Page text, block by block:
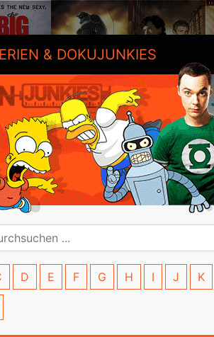
& DOKUJUNKIES
D E F G H I J K